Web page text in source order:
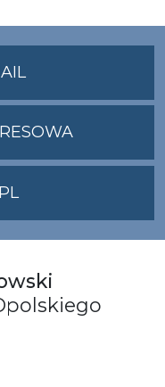
NA
ADRES